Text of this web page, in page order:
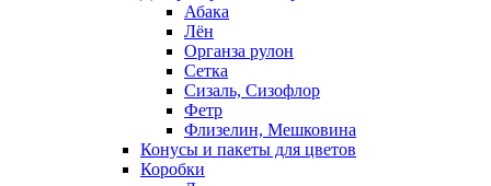
Абака
Лён
Органза рулон
Сетка
Сизаль, Сизофлор
Фетр
Флизелин, Мешковина
Конусы и пакеты для цветов
Коробки